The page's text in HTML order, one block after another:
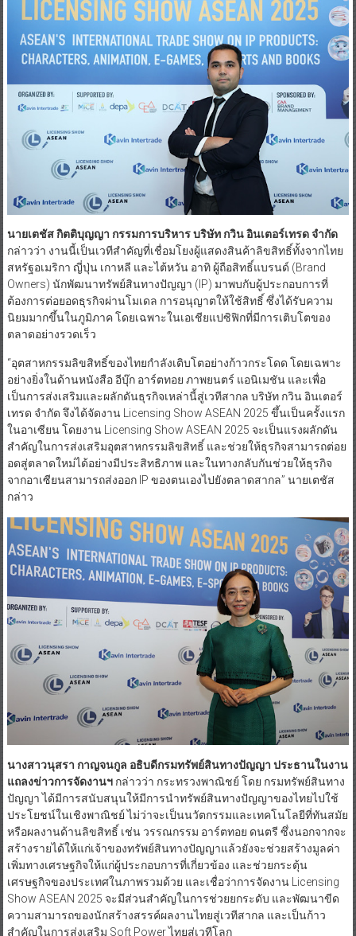
นายเตชัส กิตติบุญญา กรรมการบริหาร บริษัท กวิน อินเตอร์เทรด จำกัด
กล่าวว่า งานนี้เป็นเวทีสำคัญที่เชื่อมโยงผู้แสดงสินค้าลิขสิทธิ์ทั้งจากไทย
สหรัฐอเมริกา ญี่ปุ่น เกาหลี และไต้หวัน อาทิ ผู้ถือสิทธิ์แบรนด์ (Brand
Owners) นักพัฒนาทรัพย์สินทางปัญญา (IP) มาพบกับผู้ประกอบการที่
ต้องการต่อยอดธุรกิจผ่านโมเดล การอนุญาตให้ใช้สิทธิ์ ซึ่งได้รับความ
นิยมมากขึ้นในภูมิภาค โดยเฉพาะในเอเชียแปซิฟิกที่มีการเติบโตของ
ตลาดอย่างรวดเร็ว
“อุตสาหกรรมลิขสิทธิ์ของไทยกำลังเติบโตอย่างก้าวกระโดด โดยเฉพาะ
อย่างยิ่งในด้านหนังสือ อีบุ๊ก อาร์ตทอย ภาพยนตร์ แอนิเมชัน และเพื่อ
เป็นการส่งเสริมและผลักดันธุรกิจเหล่านี้สู่เวทีสากล บริษัท กวิน อินเตอร์
เทรด จำกัด จึงได้จัดงาน Licensing Show ASEAN 2025 ขึ้นเป็นครั้งแรก
ในอาเซียน โดยงาน Licensing Show ASEAN 2025 จะเป็นแรงผลักดัน
สำคัญในการส่งเสริมอุตสาหกรรมลิขสิทธิ์ และช่วยให้ธุรกิจสามารถต่อย
อดสู่ตลาดใหม่ได้อย่างมีประสิทธิภาพ และในทางกลับกันช่วยให้ธุรกิจ
จากอาเซียนสามารถส่งออก IP ของตนเองไปยังตลาดสากล” นายเตชัส
กล่าว
นางสาวนุสรา กาญจนกูล อธิบดีกรมทรัพย์สินทางปัญญา ประธานในงาน
แถลงข่าวการจัดงานฯกล่าวว่า กระทรวงพาณิชย์ โดย กรมทรัพย์สินทาง
ปัญญา ได้มีการสนับสนุนให้มีการนำทรัพย์สินทางปัญญาของไทยไปใช้
ประโยชน์ในเชิงพาณิชย์ ไม่ว่าจะเป็นนวัตกรรมและเทคโนโลยีที่ทันสมัย
หรือผลงานด้านลิขสิทธิ์ เช่น วรรณกรรม อาร์ตทอย ดนตรี ซึ่งนอกจากจะ
สร้างรายได้ให้แก่เจ้าของทรัพย์สินทางปัญญาแล้วยังจะช่วยสร้างมูลค่า
เพิ่มทางเศรษฐกิจให้แก่ผู้ประกอบการที่เกี่ยวข้อง และช่วยกระตุ้น
เศรษฐกิจของประเทศในภาพรวมด้วย และเชื่อว่าการจัดงาน Licensing
Show ASEAN 2025 จะมีส่วนสำคัญในการช่วยยกระดับ และพัฒนาขีด
ความสามารถของนักสร้างสรรค์ผลงานไทยสู่เวทีสากล และเป็นก้าว
สำคัญในการส่งเสริม Soft Power ไทยสู่เวทีโลก